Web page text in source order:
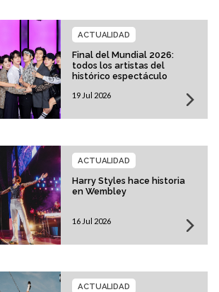
Final del Mundial 2026:
todos los artistas del
histórico espectáculo
ACTUALIDAD
19 Jul 2026
Harry Styles hace historia
en Wembley
ACTUALIDAD
16 Jul 2026
ACTUALIDAD